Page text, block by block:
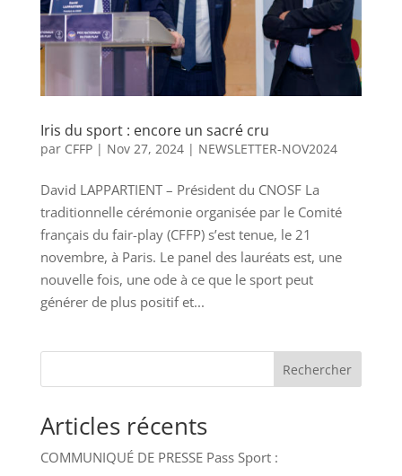
Iris du sport : encore un sacré cru
par CFFP| Nov 27, 2024| NEWSLETTER-NOV2024
David LAPPARTIENT – Président du CNOSF La
traditionnelle cérémonie organisée par le Comité
français du fair-play (CFFP) s’est tenue, le 21
novembre, à Paris. Le panel des lauréats est, une
nouvelle fois, une ode à ce que le sport peut
générer de plus positif et...
Rechercher
Articles récents
COMMUNIQUÉ DE PRESSE Pass Sport :